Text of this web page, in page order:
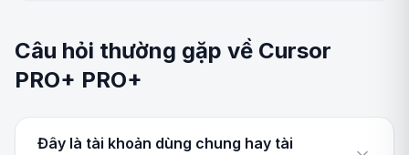
Câu hỏi thường gặp về Cursor
PRO+ PRO+
Đây là tài khoản dùng chung hay tài